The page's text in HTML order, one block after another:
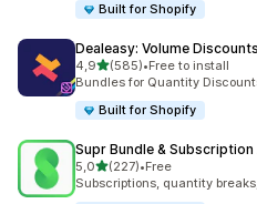
Built for Shopify
Dealeasy: Volume
4,9/ 5 tähteä
(585)
585 arvostelua yhteensä
•Free to install
Bundles for Quantity
Built for Shopify
Supr Bundle & Subscription
5,0/ 5 tähteä
(227)
227 arvostelua yhteensä
•Free
Subscriptions, quantity